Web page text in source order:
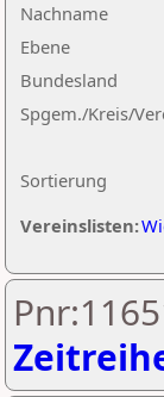
Nachname
Ebene
Sortierung
Bundesland
Spgem./Kreis/
Vereinslisten: